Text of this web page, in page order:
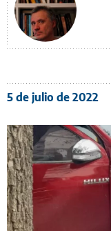
5 de julio de 2022